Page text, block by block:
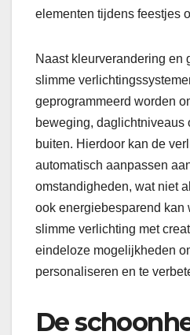
elementen tijdens feestjes
Naast kleurverandering en
slimme
geprogrammeerd worden
beweging, daglichtniveaus
buiten. Hierdoor kan de
automatisch aanpassen
omstandigheden, wat niet
ook energiebesparend kan
slimme verlichting met
eindeloze mogelijkheden
personaliseren en te
De